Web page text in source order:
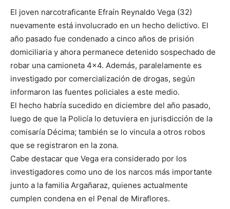
El joven narcotraficante Efraín Reynaldo Vega (32)
nuevamente está involucrado en un hecho delictivo. El
año pasado fue condenado a cinco años de prisión
domiciliaria y ahora permanece detenido sospechado de
robar una camioneta 4×4. Además, paralelamente es
investigado por comercialización de drogas, según
informaron las fuentes policiales a este medio.
El hecho habría sucedido en diciembre del año pasado,
luego de que la Policía lo detuviera en jurisdicción de la
comisaría Décima; también se lo vincula a otros robos
que se registraron en la zona.
Cabe destacar que Vega era considerado por los
investigadores como uno de los narcos más importante
junto a la familia Argañaraz, quienes actualmente
cumplen condena en el Penal de Miraflores.